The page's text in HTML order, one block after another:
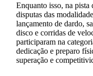
Enquanto isso, na
disputas das
lançamento de dardo,
disco e corridas de
participaram na
dedicação e preparo
superação e